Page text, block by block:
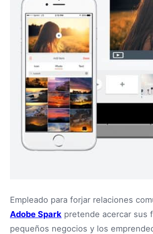
Empleado para forjar relaciones
Adobe Spark pretende acercar sus
pequeños negocios y los